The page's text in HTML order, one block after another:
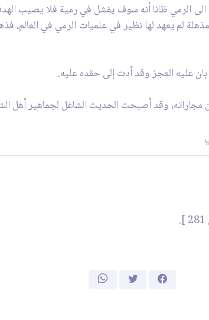
الى الرمي ظانا أنه سوف يفشل في رمية فلا يصيب
لم يعهد لها نظير في علميات الرمي في
عليه العجز وقد أدت إلى حقده عليه.
مجاراته، وقد أصبحت الحديث الشاغل لجماهير أهل